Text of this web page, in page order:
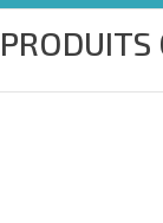
PRODUITS